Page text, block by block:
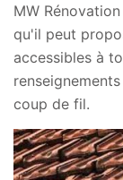
MW
qu'il peut
accessibles à
coup de fil.